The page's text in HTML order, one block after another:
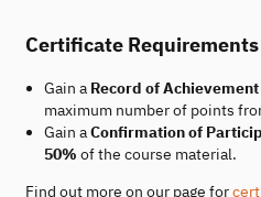
Certificate Requirements
Gain a Record of Achievement
maximum number of points
Gain aConfirmation of
50% of the course material.
Find out more on our page for